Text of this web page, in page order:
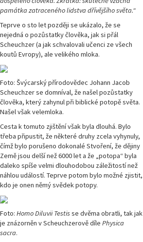
památka zatraceného lidstva dřívějšího světa.“
Teprve o sto let později se ukázalo, že se
nejedná o pozůstatky člověka, jak si přál
Scheuchzer (a jak schvalovali učenci ze všech
koutů Evropy), ale velikého mloka.
Foto: Švýcarský přírodovědec Johann Jacob
Scheuchzer se domníval, že našel pozůstatky
člověka, který zahynul při biblické potopě světa.
Našel však velemloka.
Cesta k tomuto zjištění však byla dlouhá. Bylo
třeba připustit, že některé druhy zcela vyhynuly,
čímž bylo porušeno dokonalé Stvoření, že dějiny
Země jsou delší než 6000 let a že „potopa“ byla
daleko spíše velmi dlouhodobou záležitostí než
náhlou událostí. Teprve potom bylo možné zjistit,
kdo je onen němý svědek potopy.
Foto: Homo Diluvii Testis se dvěma obratli, tak jak
je znázorněn v Scheuchzerově díle Physica
sacra.